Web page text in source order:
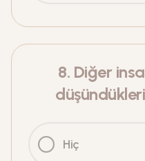
8. Diğer
Hiç